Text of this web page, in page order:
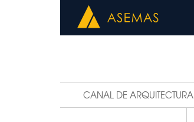
CANAL DE ARQUITECTURA